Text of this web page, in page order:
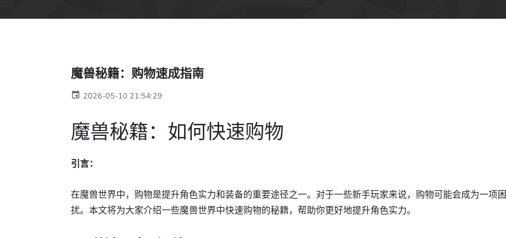
魔兽秘籍：购物速成指南
2026-05-10 21:54:29
魔兽秘籍：如何快速购物
引言：
在魔兽世界中，购物是提升角色实力和装备的重要途径之一。对于一些新手玩家来说，购物可能会成为一项困
扰。本文将为大家介绍一些魔兽世界中快速购物的秘籍，帮助你更好地提升角色实力。